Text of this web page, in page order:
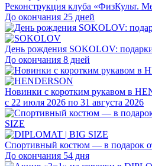
Реконструкция клуба «ФизКульт.
До окончания 25 дней
День рождения SOKOLOV:
До окончания 8 дней
Новинки с коротким рукавом в
с 22 июля 2026 по 31 августа 2026
Спортивный костюм — в подарок
До окончания 54 дня